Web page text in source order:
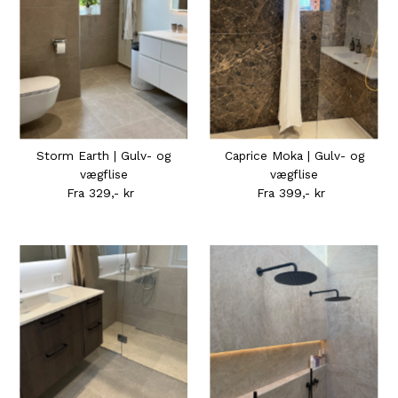
Storm Earth | Gulv- og
vægflise
Normal
Fra 329,- kr
Caprice Moka | Gulv- og
vægflise
Normal
Fra 399,- kr